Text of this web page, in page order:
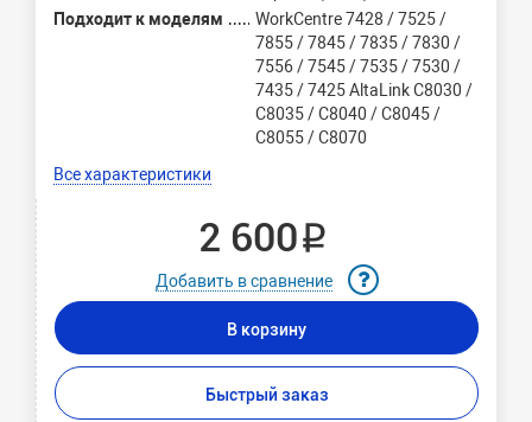
Подходит к моделям
WorkCentre 7428 / 7525 /
7855 / 7845 / 7835 / 7830 /
7556 / 7545 / 7535 / 7530 /
7435 / 7425 AltaLink C8030 /
C8035 / C8040 / C8045 /
C8055 / C8070
Все характеристики
2 600 ₽
Добавить в сравнение
В корзину
Быстрый заказ